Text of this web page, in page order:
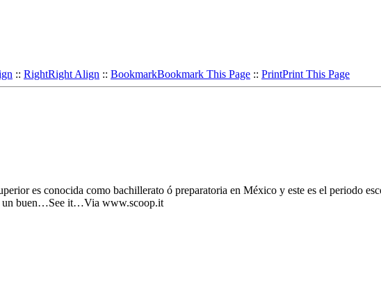
:: RightRight Align :: BookmarkBookmark This Page :: PrintPrint This Page
es conocida como bachillerato ó preparatoria en México y este es el periodo
un buen…See it…Via www.scoop.it